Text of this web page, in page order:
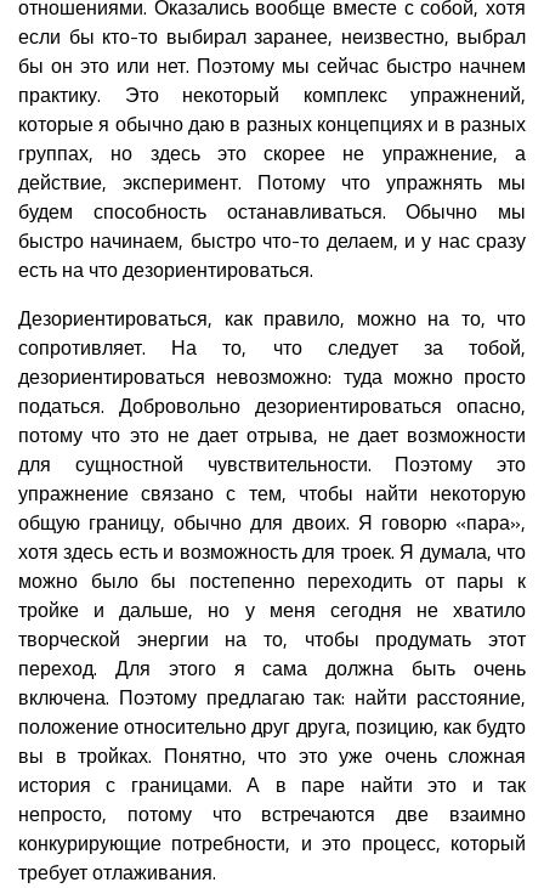
отношениями. Оказались вообще вместе с собой, хотя
если бы кто-то выбирал заранее, неизвестно, выбрал
бы он это или нет. Поэтому мы сейчас быстро начнем
практику. Это некоторый комплекс упражнений,
которые я обычно даю в разных концепциях и в разных
группах, но здесь это скорее не упражнение, а
действие, эксперимент. Потому что упражнять мы
будем способность останавливаться. Обычно мы
быстро начинаем, быстро что-то делаем, и у нас сразу
есть на что дезориентироваться.
Дезориентироваться, как правило, можно на то, что
сопротивляет. На то, что следует за тобой,
дезориентироваться невозможно: туда можно просто
податься. Добровольно дезориентироваться опасно,
потому что это не дает отрыва, не дает возможности
для сущностной чувствительности. Поэтому это
упражнение связано с тем, чтобы найти некоторую
общую границу, обычно для двоих. Я говорю «пара»,
хотя здесь есть и возможность для троек. Я думала, что
можно было бы постепенно переходить от пары к
тройке и дальше, но у меня сегодня не хватило
творческой энергии на то, чтобы продумать этот
переход. Для этого я сама должна быть очень
включена. Поэтому предлагаю так: найти расстояние,
положение относительно друг друга, позицию, как будто
вы в тройках. Понятно, что это уже очень сложная
история с границами. А в паре найти это и так
непросто, потому что встречаются две взаимно
конкурирующие потребности, и это процесс, который
требует отлаживания.